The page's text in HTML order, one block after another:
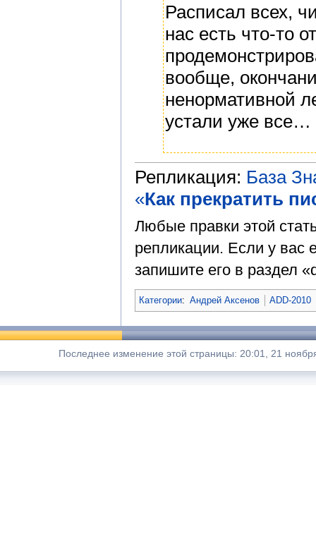
Расписал всех,
нас есть что-то
вообще,
ненормативной
устали уже все…
Репликация: База
«Как прекратить
Любые правки этой
репликации. Если у вас
запишите его в раздел
Категории: Андрей Аксенов ADD-2010
Последнее изменение этой страницы: 20:01, 21